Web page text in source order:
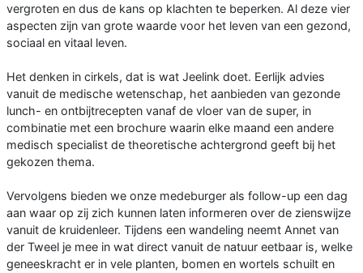
vergroten en dus de kans op klachten te beperken. Al deze vier
aspecten zijn van grote waarde voor het leven van een gezond,
sociaal en vitaal leven.
Het denken in cirkels, dat is wat Jeelink doet. Eerlijk advies
vanuit de medische wetenschap, het aanbieden van gezonde
lunch- en ontbijtrecepten vanaf de vloer van de super, in
combinatie met een brochure waarin elke maand een andere
medisch specialist de theoretische achtergrond geeft bij het
gekozen thema.
Vervolgens bieden we onze medeburger als follow-up een dag
aan waar op zij zich kunnen laten informeren over de zienswijze
vanuit de kruidenleer. Tijdens een wandeling neemt Annet van
der Tweel je mee in wat direct vanuit de natuur eetbaar is, welke
geneeskracht er in vele planten, bomen en wortels schuilt en